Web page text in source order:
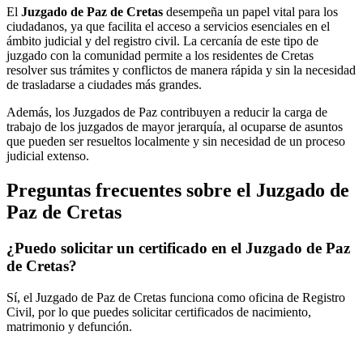
El Juzgado de Paz de Cretas desempeña un papel vital para los
ciudadanos, ya que facilita el acceso a servicios esenciales en el
ámbito judicial y del registro civil. La cercanía de este tipo de
juzgado con la comunidad permite a los residentes de Cretas
resolver sus trámites y conflictos de manera rápida y sin la necesidad
de trasladarse a ciudades más grandes.
Además, los Juzgados de Paz contribuyen a reducir la carga de
trabajo de los juzgados de mayor jerarquía, al ocuparse de asuntos
que pueden ser resueltos localmente y sin necesidad de un proceso
judicial extenso.
Preguntas frecuentes sobre el Juzgado de
Paz de Cretas
¿Puedo solicitar un certificado en el Juzgado de Paz
de Cretas?
Sí, el Juzgado de Paz de Cretas funciona como oficina de Registro
Civil, por lo que puedes solicitar certificados de nacimiento,
matrimonio y defunción.